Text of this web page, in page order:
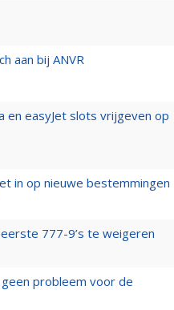
aan bij ANVR
easyJet slots vrijgeven op
in op nieuwe bestemmingen
777-9’s te weigeren
probleem voor de